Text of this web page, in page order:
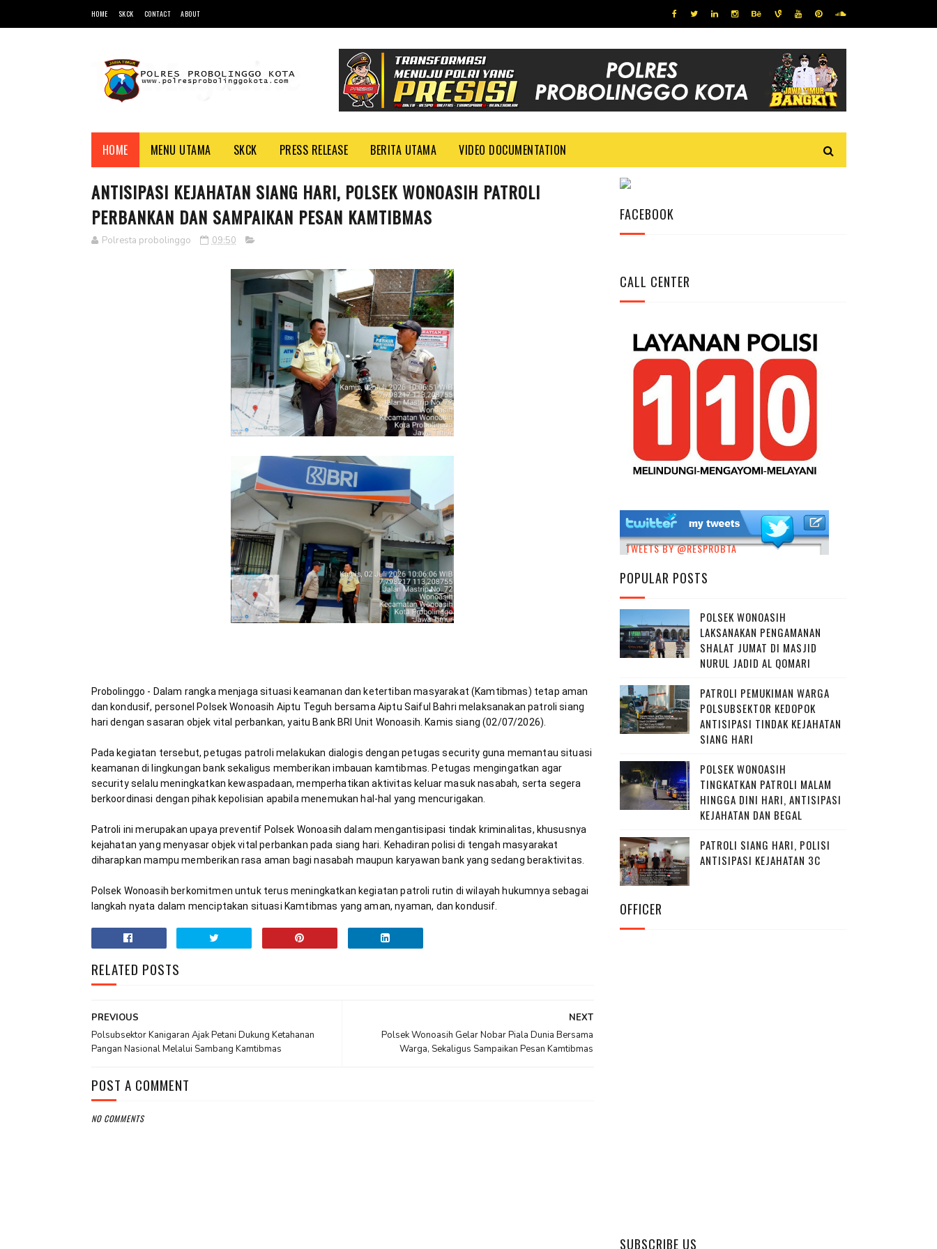
HOME SKCK CONTACT ABOUT
HOME MENU UTAMA SKCK PRESS RELEASE BERITA UTAMA VIDEO DOCUMENTATION
ANTISIPASI KEJAHATAN SIANG HARI, POLSEK WONOASIH PATROLI
PERBANKAN DAN SAMPAIKAN PESAN KAMTIBMAS
Polresta probolinggo 09:50
Probolinggo - Dalam rangka menjaga situasi keamanan dan ketertiban masyarakat (Kamtibmas) tetap aman
dan kondusif, personel Polsek Wonoasih Aiptu Teguh bersama Aiptu Saiful Bahri melaksanakan patroli siang
Pada kegiatan tersebut, petugas patroli melakukan dialogis dengan petugas security guna memantau situasi
keamanan di lingkungan bank sekaligus memberikan imbauan kamtibmas. Petugas mengingatkan agar
security selalu meningkatkan kewaspadaan, memperhatikan aktivitas keluar masuk nasabah, serta segera
Patroli ini merupakan upaya preventif Polsek Wonoasih dalam mengantisipasi tindak kriminalitas, khususnya
kejahatan yang menyasar objek vital perbankan pada siang hari. Kehadiran polisi di tengah masyarakat
Polsek Wonoasih berkomitmen untuk terus meningkatkan kegiatan patroli rutin di wilayah hukumnya sebagai
langkah nyata dalam menciptakan situasi Kamtibmas yang aman, nyaman, dan kondusif.
RELATED POSTS
NEXT
Polsek Wonoasih Gelar Nobar Piala Dunia Bersama
Warga, Sekaligus Sampaikan Pesan Kamtibmas
PREVIOUS
Polsubsektor Kanigaran Ajak Petani Dukung Ketahanan
Pangan Nasional Melalui Sambang Kamtibmas
POST A COMMENT
NO COMMENTS
FACEBOOK
CALL CENTER
TWEETS BY @RESPROBTA
POPULAR POSTS
POLSEK WONOASIH
LAKSANAKAN PENGAMANAN
SHALAT JUMAT DI MASJID
NURUL JADID AL QOMARI
PATROLI PEMUKIMAN WARGA
POLSUBSEKTOR KEDOPOK
ANTISIPASI TINDAK KEJAHATAN
SIANG HARI
POLSEK WONOASIH
TINGKATKAN PATROLI MALAM
HINGGA DINI HARI, ANTISIPASI
KEJAHATAN DAN BEGAL
PATROLI SIANG HARI, POLISI
ANTISIPASI KEJAHATAN 3C
OFFICER
SUBSCRIBE US